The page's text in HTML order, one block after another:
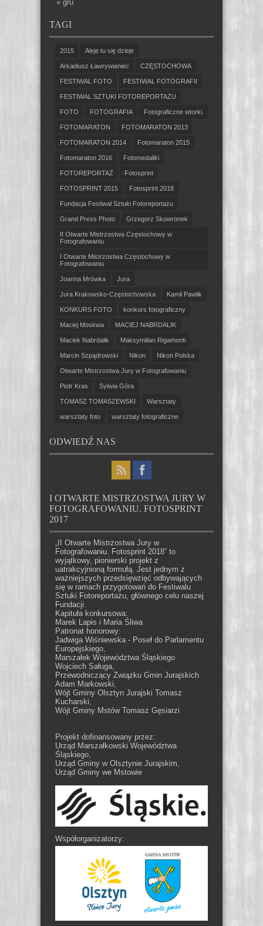
« gru
TAGI
2015 Aleje tu się dzieje
Arkadiusz Ławrywianiec CZĘSTOCHOWA
FESTIWAL FOTO FESTIWAL FOTOGRAFII
FESTIWAL SZTUKI FOTOREPORTAŻU
FOTO FOTOGRAFIA Fotograficzne wtorki.
FOTOMARATON FOTOMARATON 2013
FOTOMARATON 2014 Fotomaraton 2015
Fotomaraton 2016 Fotomedaliki
FOTOREPORTAŻ Fotosprint
FOTOSPRINT 2015 Fotosprint 2018
Fundacja Festiwal Sztuki Fotoreportażu
Grand Press Photo Grzegorz Skowronek
II Otwarte Mistrzostwa Częstochowy w
Fotografowaniu
I Otwarte Mistrzostwa Częstochowy w
Fotografowaniu
Joanna Mrówka Jura
Jura Krakowsko-Częstochowska Kamil Pawlik
KONKURS FOTO konkurs fotograficzny
Maciej Moskwa MACIEJ NABRDALIK
Maciek Nabrdalik Maksymilian Rigamonti
Marcin Szpądrowski Nikon Nikon Polska
Otwarte Mistrzostwa Jury w Fotografowaniu
Piotr Kras Sylwia Góra
TOMASZ TOMASZEWSKI Warsztaty
warsztaty foto warsztaty fotograficzne
ODWIEDŹ NAS
I OTWARTE MISTRZOSTWA JURY W
FOTOGRAFOWANIU. FOTOSPRINT
2017
„II Otwarte Mistrzostwa Jury w
Fotografowaniu. Fotosprint 2018” to
wyjątkowy, pionierski projekt z
uatrakcyjnioną formułą. Jest jednym z
ważniejszych przedsięwzięć odbywających
się w ramach przygotowań do Festiwalu
Sztuki Fotoreportażu, głównego celu naszej
Fundacji.
Kapituła konkursowa:
Marek Lapis i Maria Śliwa
Patronat honorowy:
Jadwiga Wiśniewska - Poseł do Parlamentu
Europejskiego,
Marszałek Województwa Śląskiego
Wojciech Saługa,
Przewodniczący Związku Gmin Jurajskich
Adam Markowski,
Wójt Gminy Olsztyn Jurajski Tomasz
Kucharski,
Wójt Gminy Mstów Tomasz Gęsiarzi
Projekt dofinansowany przez:
Urząd Marszałkowski Województwa
Śląskiego,
Urząd Gminy w Olsztynie Jurajskim,
Urząd Gminy we Mstowie
Współorganizatorzy: